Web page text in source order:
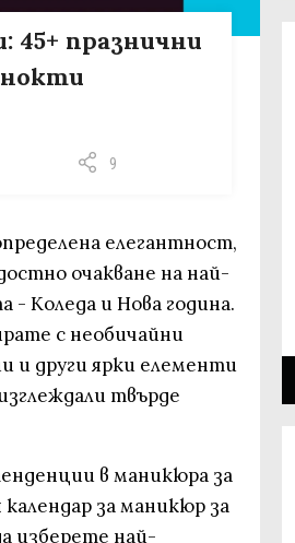
45+ празнични
нокти
9
елегантност,
очакване на най-
Коледа и Нова година.
с необичайни
и други ярки елементи
твърде
в маникюра за
за маникюр за
изберете най-